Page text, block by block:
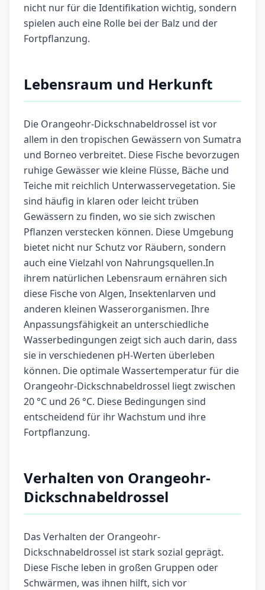
nicht nur für die Identifikation wichtig, sondern
spielen auch eine Rolle bei der Balz und der
Fortpflanzung.
Lebensraum und Herkunft
Die Orangeohr-Dickschnabeldrossel ist vor
allem in den tropischen Gewässern von Sumatra
und Borneo verbreitet. Diese Fische bevorzugen
ruhige Gewässer wie kleine Flüsse, Bäche und
Teiche mit reichlich Unterwasservegetation. Sie
sind häufig in klaren oder leicht trüben
Gewässern zu finden, wo sie sich zwischen
Pflanzen verstecken können. Diese Umgebung
bietet nicht nur Schutz vor Räubern, sondern
auch eine Vielzahl von Nahrungsquellen.In
ihrem natürlichen Lebensraum ernähren sich
diese Fische von Algen, Insektenlarven und
anderen kleinen Wasserorganismen. Ihre
Anpassungsfähigkeit an unterschiedliche
Wasserbedingungen zeigt sich auch darin, dass
sie in verschiedenen pH-Werten überleben
können. Die optimale Wassertemperatur für die
Orangeohr-Dickschnabeldrossel liegt zwischen
20 °C und 26 °C. Diese Bedingungen sind
entscheidend für ihr Wachstum und ihre
Fortpflanzung.
Verhalten von Orangeohr-
Dickschnabeldrossel
Das Verhalten der Orangeohr-
Dickschnabeldrossel ist stark sozial geprägt.
Diese Fische leben in großen Gruppen oder
Schwärmen, was ihnen hilft, sich vor